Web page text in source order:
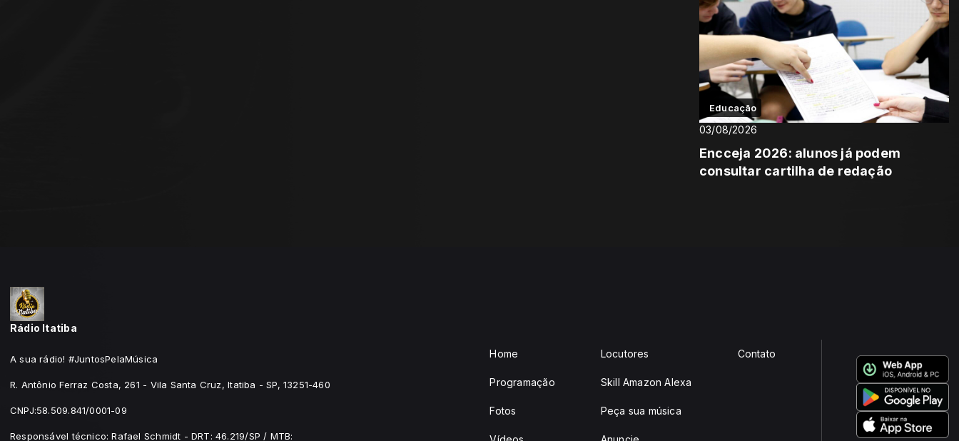
Educação
03/08/2026
Encceja 2026: alunos já podem
consultar cartilha de redação
Rádio Itatiba
A sua rádio! #JuntosPelaMúsica
R. Antônio Ferraz Costa, 261 - Vila Santa Cruz, Itatiba - SP, 13251-460
CNPJ:58.509.841/0001-09
Responsável técnico: Rafael Schmidt - DRT: 46.219/SP / MTB:
Home
Programação
Fotos
Locutores
Skill Amazon Alexa
Peça sua música
Contato